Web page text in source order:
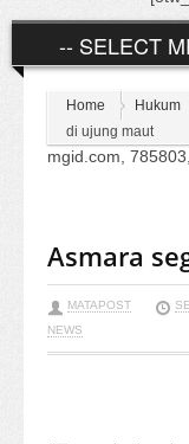
Home Hukum
di ujung maut
mgid.com,
Asmara
MATAPOST
NEWS